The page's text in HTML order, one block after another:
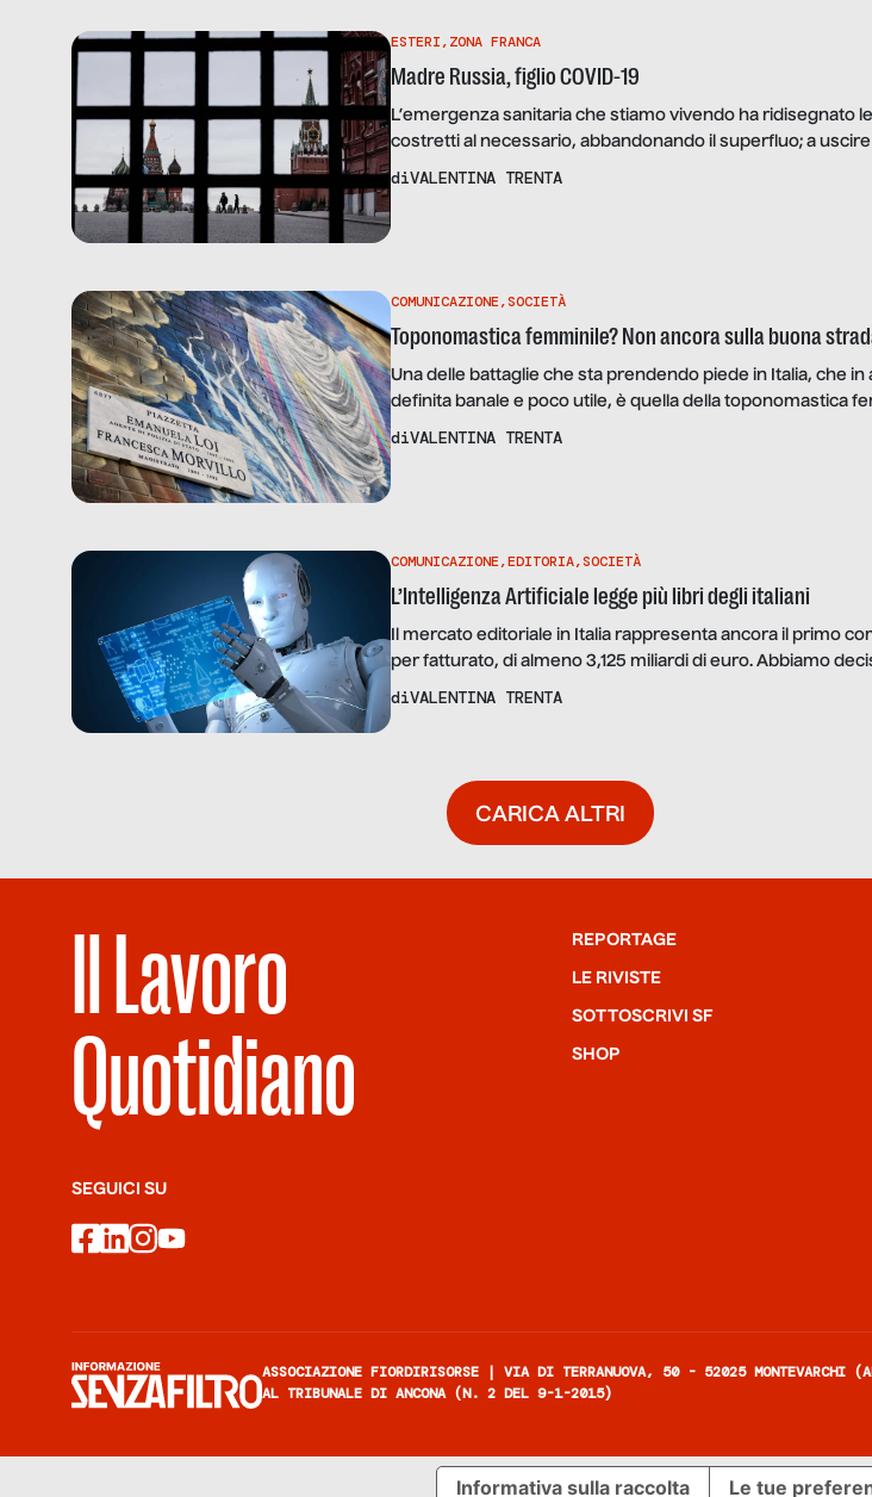
ESTERI,ZONA FRANCA
Madre Russia, figlio COVID-19
L’emergenza sanitaria che stiamo vivendo ha ridisegnato
costretti al necessario, abbandonando il superfluo; a uscire
un’autocertificazione in mano e una motivazione valida per
diVALENTINA TRENTA
COMUNICAZIONE,SOCIETÀ
Toponomastica femminile? Non ancora sulla buona
Una delle battaglie che sta prendendo piede in Italia, che in
definita banale e poco utile, è quella della toponomastica
orientarci in questo dibattito, ho chiesto l’ausilio e il
referente della Regione Marche per l’Associazione
guidata dalla presidente Maria Pia Ercolini e referente di […]
diVALENTINA TRENTA
COMUNICAZIONE,EDITORIA,SOCIETÀ
L’Intelligenza Artificiale legge più libri degli italiani
Il mercato editoriale in Italia rappresenta ancora il primo
per fatturato, di almeno 3,125 miliardi di euro. Abbiamo
ruolo dell’intelligenza artificiale nel mondo editoriale.
dell’Istituto di linguistica computazionale Zampolli del CNR
diVALENTINA TRENTA
CARICA ALTRI
Il Lavoro
Quotidiano
SEGUICI SU
facebook
linkedin
instagram
youtube
REPORTAGE
LE RIVISTE
SOTTOSCRIVI SF
SHOP
ASSOCIAZIONE FIORDIRISORSE | VIA DI TERRANUOVA, 50 - 52025 MONTEVARCHI
AL TRIBUNALE DI ANCONA (N. 2 DEL 9-1-2015)
Informativa sulla raccolta Le tue